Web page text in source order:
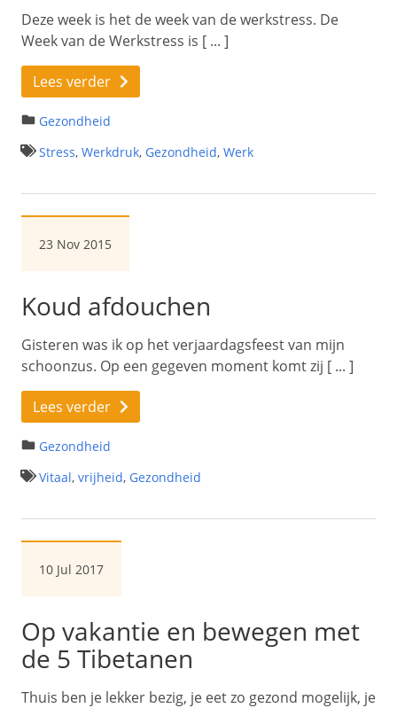
Deze week is het de week van de werkstress. De
Week van de Werkstress is [ ... ]
Lees verder
Gezondheid
Stress, Werkdruk, Gezondheid, Werk
23 Nov 2015
Koud afdouchen
Gisteren was ik op het verjaardagsfeest van mijn
schoonzus. Op een gegeven moment komt zij [ ... ]
Lees verder
Gezondheid
Vitaal, vrijheid, Gezondheid
10 Jul 2017
Op vakantie en bewegen met
de 5 Tibetanen
Thuis ben je lekker bezig, je eet zo gezond mogelijk, je